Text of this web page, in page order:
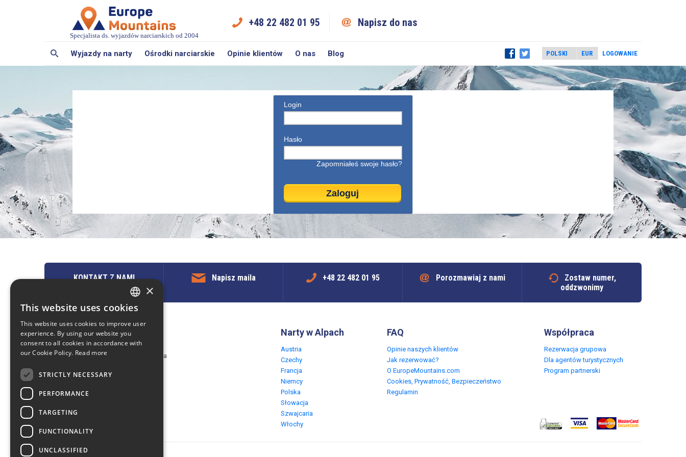
Specjalista ds. wyjazdów narciarskich od 2004
+48 22 482 01 95 Napisz do nas
Wyjazdy na narty Ośrodki narciarskie Opinie klientów O nas Blog LOGOWANIE
Login
Hasło
Zapomniałeś swoje hasło?
KONTAKT Z NAMI Napisz maila +48 22 482 01 95 Porozmawiaj z nami
Zostaw numer,
oddzwonimy
Kontakt z nami
EuropeMountains.com - eTravel S.A.
Aleje Jerozolimskie 96, 00-807 Warszawa
tel. +48 22 482 01 95
Narty w Alpach
Austria
Czechy
Francja
Niemcy
Polska
Słowacja
Szwajcaria
Włochy
FAQ
Opinie naszych klientów
Jak rezerwować?
O EuropeMountains.com
Cookies, Prywatność, Bezpieczeństwo
Regulamin
Współpraca
Rezerwacja grupowa
Dla agentów turystycznych
Program partnerski
ENGLISH
POLISH
×
This website uses cookies
This website uses cookies to improve user
experience. By using our website you
consent to all cookies in accordance with
our Cookie Policy. Read more
STRICTLY NECESSARY
PERFORMANCE
TARGETING
FUNCTIONALITY
UNCLASSIFIED